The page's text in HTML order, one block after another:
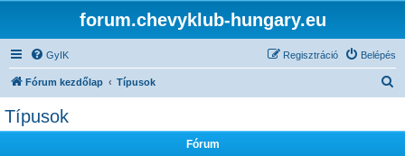
forum.chevyklub-hungary.eu
GyIK Belépés
Regisztráció
Fórum kezdőlap Típusok
Típusok
Fórum